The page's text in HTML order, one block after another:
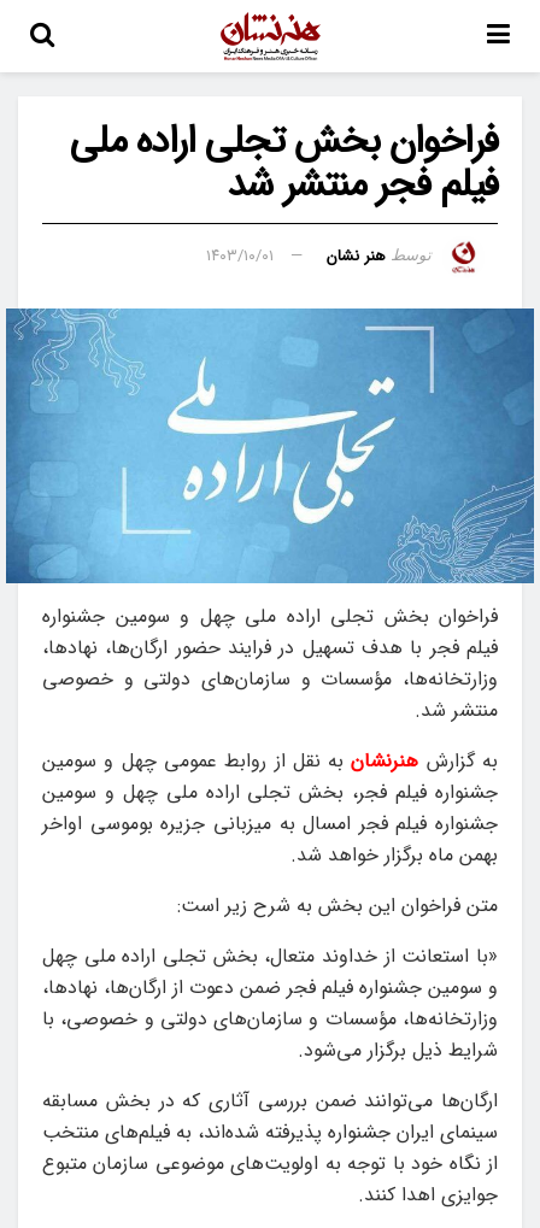
فراخوان بخش تجلی اراده ملی
فیلم فجر منتشر شد
توسط هنر نشان ۱۴۰۳/۱۰/۰۱
فراخوان بخش تجلی اراده ملی چهل و سومین جشنواره
فیلم فجر با هدف تسهیل در فرایند حضور ارگان‌ها، نهادها،
وزارتخانه‌ها، مؤسسات و سازمان‌های دولتی و خصوصی
منتشر شد.
به گزارش هنرنشان به نقل از روابط عمومی چهل و سومین
جشنواره فیلم فجر، بخش تجلی اراده ملی چهل و سومین
جشنواره فیلم فجر امسال به میزبانی جزیره بوموسی اواخر
بهمن ماه برگزار خواهد شد.
متن فراخوان این بخش به شرح زیر است:
«با استعانت از خداوند متعال، بخش تجلی اراده ملی چهل
و سومین جشنواره فیلم فجر ضمن دعوت از ارگان‌ها، نهادها،
وزارتخانه‌ها، مؤسسات و سازمان‌های دولتی و خصوصی، با
شرایط ذیل برگزار می‌شود.
ارگان‌ها می‌توانند ضمن بررسی آثاری که در بخش مسابقه
سینمای ایران جشنواره پذیرفته شده‌اند، به فیلم‌های منتخب
از نگاه خود با توجه به اولویت‌های موضوعی سازمان متبوع
جوایزی اهدا کنند.